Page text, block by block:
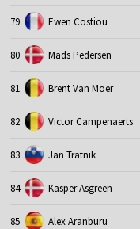
79 Ewen Costiou
80 Mads Pedersen
81 Brent Van Moer
82 Victor Campenaerts
83 Jan Tratnik
84 Kasper Asgreen
85 Alex Aranburu